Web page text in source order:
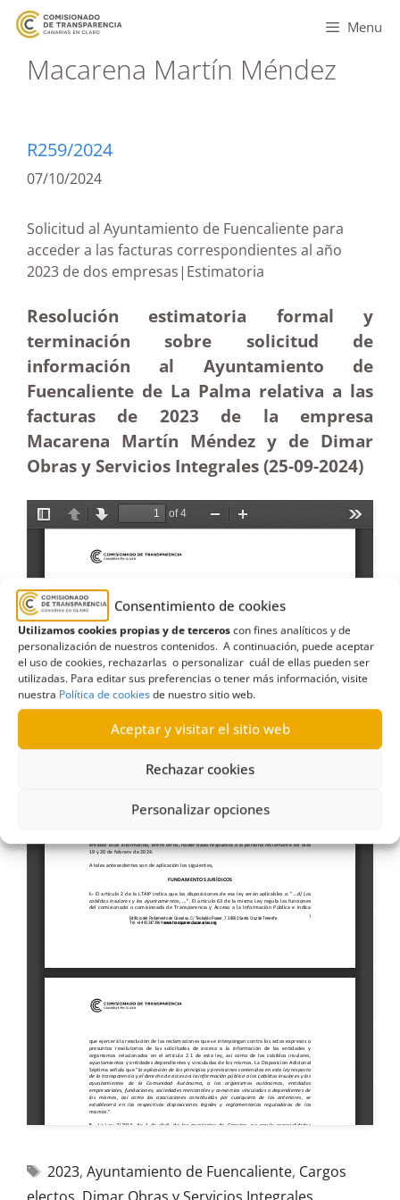
Consentimiento de cookies
Utilizamos cookies propias y de terceroscon fines analíticos y de
personalización de nuestros contenidos. A continuación, puede aceptar
el uso de cookies, rechazarlas o personalizar cuál de ellas pueden ser
utilizadas. Para editar sus preferencias o tener más información, visite
nuestra Política de cookiesde nuestro sitio web.
Aceptar y visitar el sitio web
Rechazar cookies
Personalizar opciones
Menu
Macarena Martín Méndez
R259/2024
07/10/2024
Solicitud al Ayuntamiento de Fuencaliente para
acceder a las facturas correspondientes al año
2023 de dos empresas|Estimatoria
Resolución estimatoria formal y
terminación sobre solicitud de
información al Ayuntamiento de
Fuencaliente de La Palma relativa a las
facturas de 2023 de la empresa
Macarena Martín Méndez y de Dimar
Obras y Servicios Integrales (25-09-2024)
2023, Ayuntamiento de Fuencaliente, Cargos